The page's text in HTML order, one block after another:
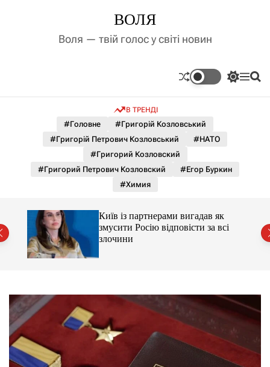
д
ВОЛЯ
Воля — твій голос у світі новин
П
к
к
о
р
е
ж
у
М П
В ТРЕНДІ
#Головне
#Григорій Козловський
#Григорій Петрович Козловський
#НАТО
#Григорий Козловский
#Григорий Петрович Козловский
#Егор Буркин
#Химия
Київ із партнерами вигадав як
змусити Росію відповісти за всі
злочини